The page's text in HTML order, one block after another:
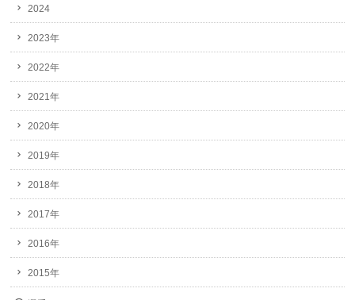
2024
2023年
2022年
2021年
2020年
2019年
2018年
2017年
2016年
2015年